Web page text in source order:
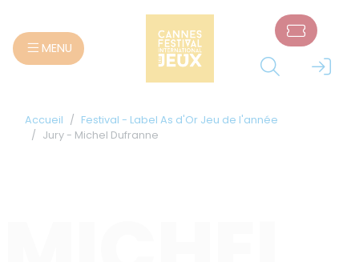
MENU
Accueil
Festival - Label As d'Or Jeu de l'année
Jury - Michel Dufranne